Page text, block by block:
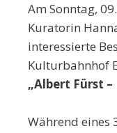
Am Sonntag,
Kuratorin
interessierte
Kulturbahnhof
„Albert Fürst
Während eines